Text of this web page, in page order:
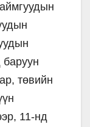
баруун
төвийн
11-нд